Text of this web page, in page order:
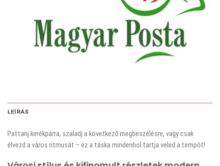
LEÍRÁS
Pattanj kerékpárra, szaladj a következő megbeszélésre, vagy csak
élvezd a város ritmusát – ez a táska mindenhol tartja veled a tempót!